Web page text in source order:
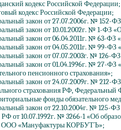
кодекс Российской Федерации;
кодекс Российской Федерации;
закон от 27.07.2006г. № 152-ФЗ
закон от 10.01.2002г. № 1-ФЗ
закон от 06.04.2011г. № 63-ФЗ
закон от 04.05.2011г. № 99-ФЗ
закон от 07.07.2003г. № 126-ФЗ
закон от 01.04.1996г. № 27-ФЗ
пенсионного страхования»;
закон от 24.07.2009г. № 212-ФЗ
страхования РФ, Федеральный
фонды обязательного
закон от 22.10.2004г. № 125-ФЗ
РФ от 10.07.1992г. № 3266-1 «Об
ООО «МануфактурыКОРБУТЪ»;